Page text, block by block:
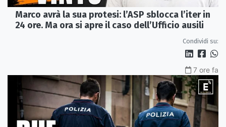
Marco avrà la sua protesi: l’ASP sblocca l’iter in
24 ore. Ma ora si apre il caso dell’Ufficio ausili
Condividi su:
7 ore fa